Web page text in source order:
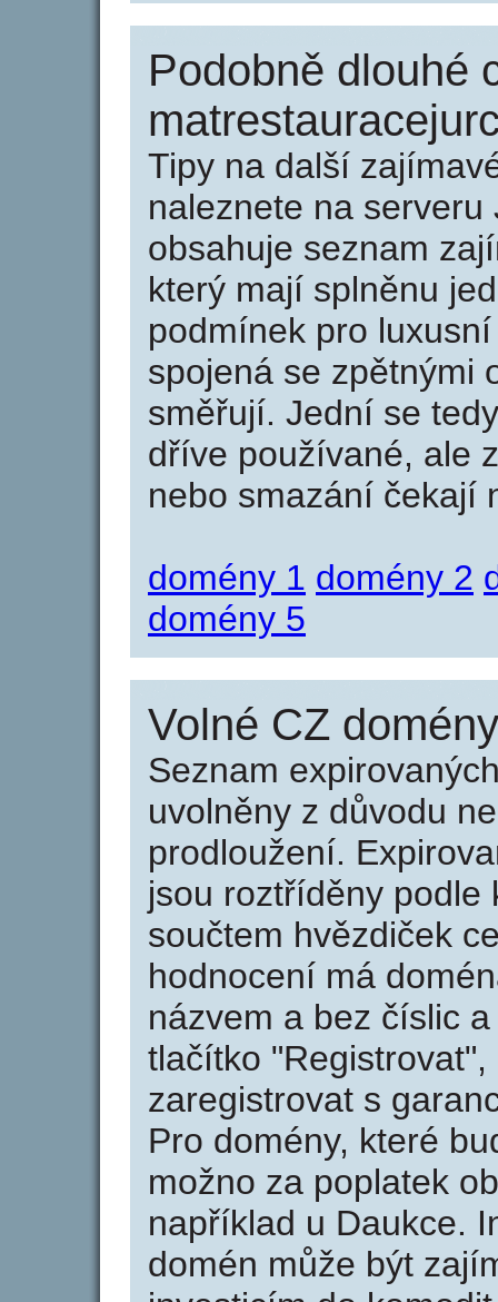
Podobně dlouhé
Tipy na další
naleznete na serveru
obsahuje seznam
který mají splněnu
podmínek pro
spojená se zpětnými
směřují. Jední se
dříve používané, ale
nebo smazání čekají
domény 1 domény 2
domény 5
Volné CZ
Seznam
uvolněny z důvodu
prodloužení.
jsou roztříděny podle
součtem hvězdiček
hodnocení má
názvem a bez číslic
tlačítko
zaregistrovat s
Pro domény, které
možno za poplatek
například u Daukce.
domén může být